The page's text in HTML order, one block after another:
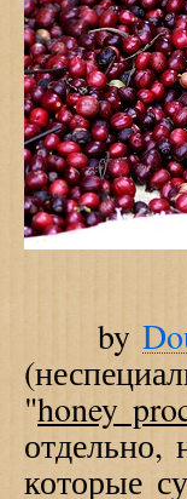
by
"honey
отдельно,
которые